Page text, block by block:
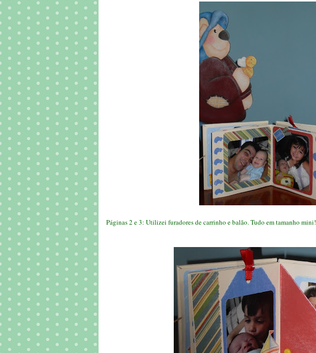
Páginas 2 e 3: Utilizei furadores de carrinho e balão. Tudo em tamanho mini!